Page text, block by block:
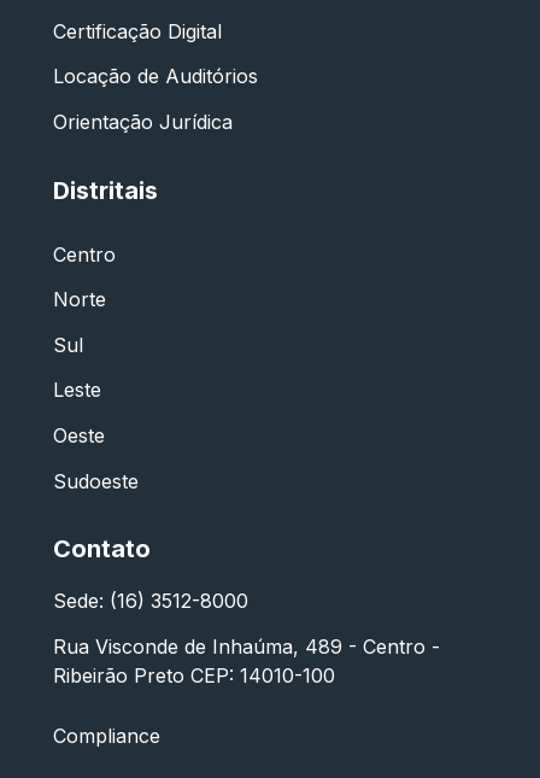
Certificação Digital
Locação de Auditórios
Orientação Jurídica
Distritais
Centro
Norte
Sul
Leste
Oeste
Sudoeste
Contato
Sede: (16) 3512-8000
Rua Visconde de Inhaúma, 489 - Centro -
Ribeirão Preto CEP: 14010-100
Compliance